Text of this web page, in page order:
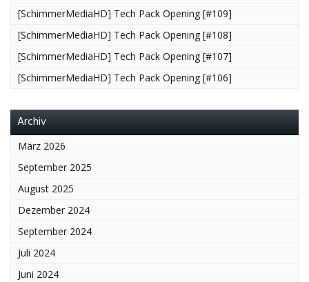
[SchimmerMediaHD] Tech Pack Opening [#109]
[SchimmerMediaHD] Tech Pack Opening [#108]
[SchimmerMediaHD] Tech Pack Opening [#107]
[SchimmerMediaHD] Tech Pack Opening [#106]
Archiv
März 2026
September 2025
August 2025
Dezember 2024
September 2024
Juli 2024
Juni 2024